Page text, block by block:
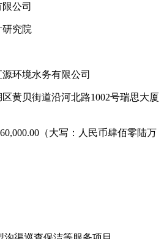
公司
研究院
环境水务有限公司
黄贝街道沿河北路1002号瑞思大厦
（大写：人民币肆佰零陆万